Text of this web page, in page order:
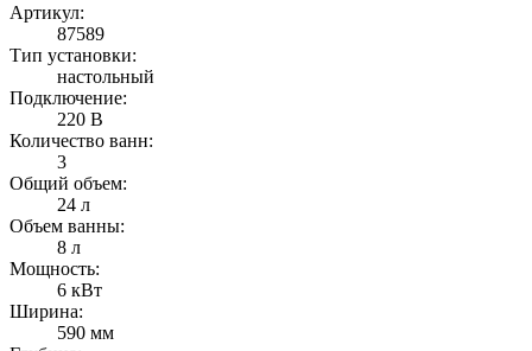
Артикул:
87589
Тип установки:
настольный
Подключение:
220 В
Количество ванн:
3
Общий объем:
24 л
Объем ванны:
8 л
Мощность:
6 кВт
Ширина:
590 мм